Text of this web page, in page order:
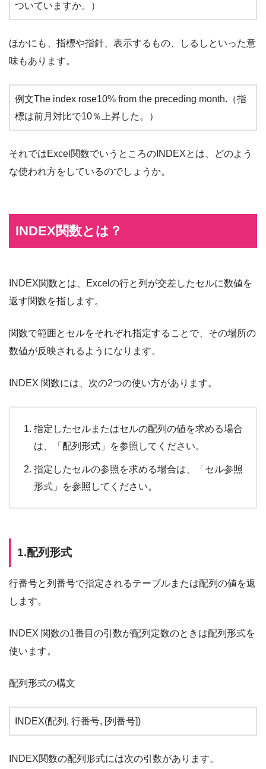
ついていますか。）
ほかにも、指標や指針、表示するもの、しるしといった意
味もあります。
例文The index rose10% from the preceding month.（指
標は前月対比で10％上昇した。）
それではExcel関数でいうところのINDEXとは、どのよう
な使われ方をしているのでしょうか。
INDEX関数とは？
INDEX関数とは、Excelの行と列が交差したセルに数値を
返す関数を指します。
関数で範囲とセルをそれぞれ指定することで、その場所の
数値が反映されるようになります。
INDEX 関数には、次の2つの使い方があります。
指定したセルまたはセルの配列の値を求める場合
は、「配列形式」を参照してください。
指定したセルの参照を求める場合は、「セル参照
形式」を参照してください。
1.配列形式
行番号と列番号で指定されるテーブルまたは配列の値を返
します。
INDEX 関数の1番目の引数が配列定数のときは配列形式を
使います。
配列形式の構文
INDEX(配列, 行番号, [列番号])
INDEX関数の配列形式には次の引数があります。